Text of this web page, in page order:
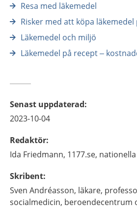
Resa med läkemedel
Risker med att köpa
Läkemedel och miljö
Läkemedel på recept –
Senast uppdaterad:
2023-10-04
Redaktör:
Ida Friedmann, 1177.se,
Skribent:
Sven Andréasson, läkare,
socialmedicin, beroendecentrum